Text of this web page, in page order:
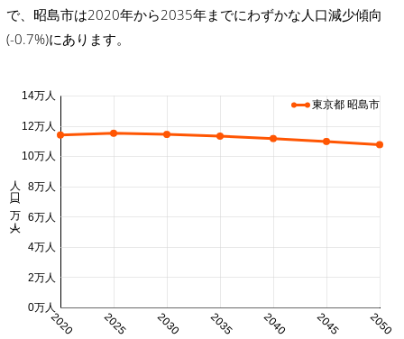
で、昭島市は2020年から2035年までにわずかな人口減少傾向
(-0.7%)にあります。
2020 2025 2030 2035 2040 2045 2050
0万人
2万人
4万人
6万人
8万人
10万人
12万人
14万人
人口 (万人)
東京都 昭島市